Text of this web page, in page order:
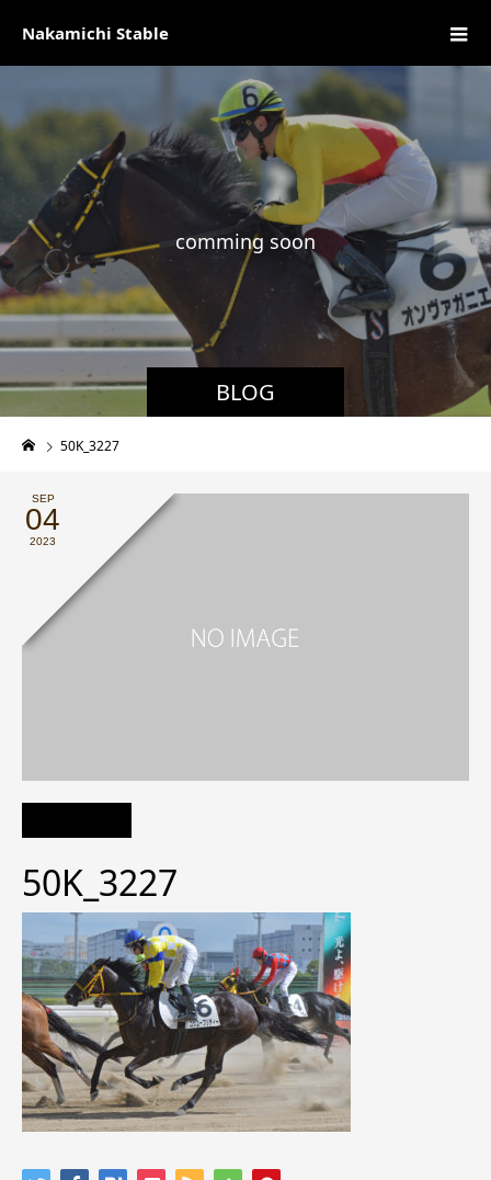
Nakamichi Stable
BLOG
m in g soon
現
50K_3227
SEP
04
2023
50K_3227